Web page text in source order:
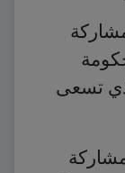
تسعى